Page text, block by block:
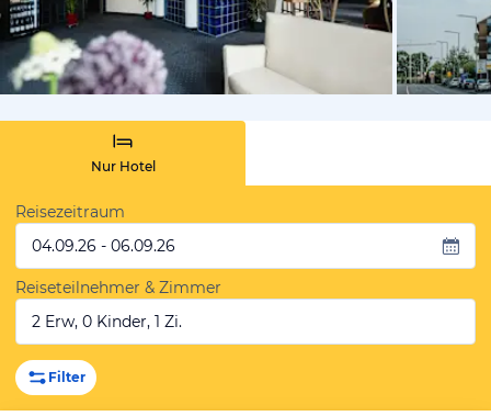
vom
Nur Hotel
Reisezeitraum
04.09.26 - 06.09.26
Reiseteilnehmer & Zimmer
2 Erw, 0 Kinder, 1 Zi.
Filter